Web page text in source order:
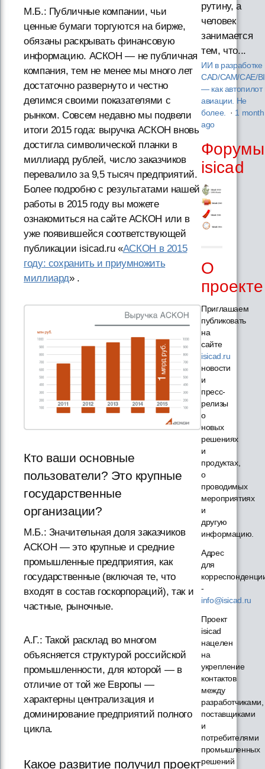
М.Б.: Публичные компании, чьи
ценные бумаги торгуются на бирже,
обязаны раскрывать финансовую
информацию. АСКОН — не публичная
компания, тем не менее мы много лет
достаточно развернуто и честно
делимся своими показателями с
рынком. Совсем недавно мы подвели
итоги 2015 года: выручка АСКОН вновь
достигла символической планки в
миллиард рублей, число заказчиков
перевалило за 9,5 тысяч предприятий.
Более подробно с результатами нашей
работы в 2015 году вы можете
ознакомиться на сайте АСКОН или в
уже появившейся соответствующей
публикации isicad.ru «АСКОН в 2015
году: сохранить и приумножить
миллиард» .
Кто ваши основные
пользователи? Это крупные
государственные
организации?
М.Б.: Значительная доля заказчиков
АСКОН — это крупные и средние
промышленные предприятия, как
государственные (включая те, что
входят в состав госкорпораций), так и
частные, рыночные.
А.Г.: Такой расклад во многом
объясняется структурой российской
промышленности, для которой — в
отличие от той же Европы —
характерны централизация и
доминирование предприятий полного
цикла.
Какое развитие получил проект
рутину, а
человек
занимается
тем, что...
ИИ в разработке
CAD/CAM/CAE/
— как автопилот
авиации. Не
более. · 1 month
ago
Форумы
isicad
О
проекте
Приглашаем
публиковать
на
сайте
isicad.ru
новости
и
пресс-
релизы
о
новых
решениях
и
продуктах,
о
проводимых
мероприятиях
и
другую
информацию.
Адрес
для
-
info@isicad.ru
Проект
isicad
нацелен
на
укрепление
контактов
между
разработчиками,
поставщиками
и
потребителями
промышленных
решений